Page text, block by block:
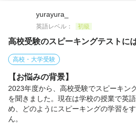
yurayura_
英語レベル：
初級
高校受験のスピーキングテストに
高校・大学受験
【お悩みの背景】
2023年度から、高校受験でスピーキン
を聞きました。現在は学校の授業で英
め、どのようにスピーキングの学習を
ん。